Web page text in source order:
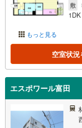
もっと見る
敷
1DK
空室状
エスポワール富田